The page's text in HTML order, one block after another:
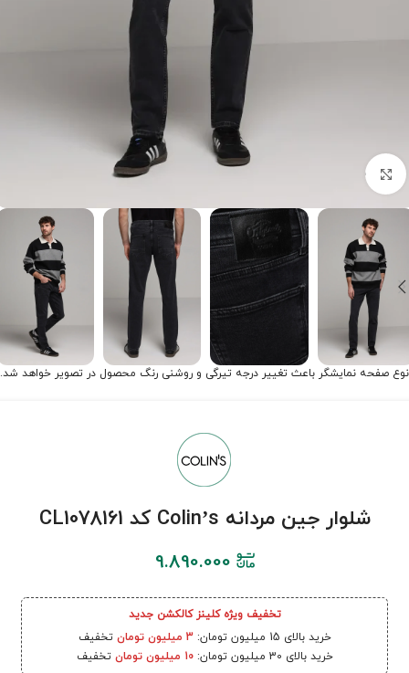
برای بزرگنمایی کلیک کنید
نوع صفحه نمایشگر باعث تغییر درجه تیرگی و روشنی رنگ محصول در تصویر خواهد شد.
شلوار جین مردانه Colin’s کد CL1078161
9.890.000
تخفیف ویژه کلینز کالکشن جدید
خرید بالای 15 میلیون تومان:
3 میلیون تومان
تخفیف
خرید بالای 30 میلیون تومان:
10 میلیون تومان تخفیف